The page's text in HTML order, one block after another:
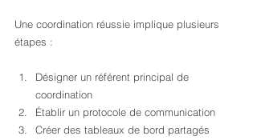
Une coordination réussie implique plusieurs
étapes :
Désigner un référent principal de
coordination
Établir un protocole de communication
Créer des tableaux de bord partagés